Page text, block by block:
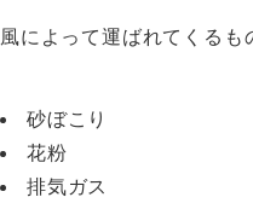
風によって運ばれてくるも
砂ぼこり
花粉
排気ガス